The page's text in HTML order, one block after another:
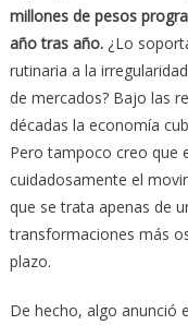
millones de pesos
año tras año.¿Lo
rutinaria a la
de mercados? Bajo las
décadas la economía
Pero tampoco creo que
cuidadosamente el
que se trata apenas de
transformaciones más
plazo.
De hecho, algo anunció